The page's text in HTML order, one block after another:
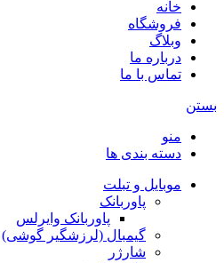
خانه
فروشگاه
وبلاگ
درباره ما
تماس با ما
بستن
منو
دسته بندی ها
موبایل و تبلت
پاوربانک
پاوربانک وایرلس
گیمبال (لرزشگیر گوشی)
شارژر